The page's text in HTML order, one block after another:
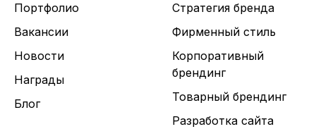
Портфолио
Вакансии
Новости
Награды
Блог
Стратегия бренда
Фирменный стиль
Корпоративный
брендинг
Товарный брендинг
Разработка сайта